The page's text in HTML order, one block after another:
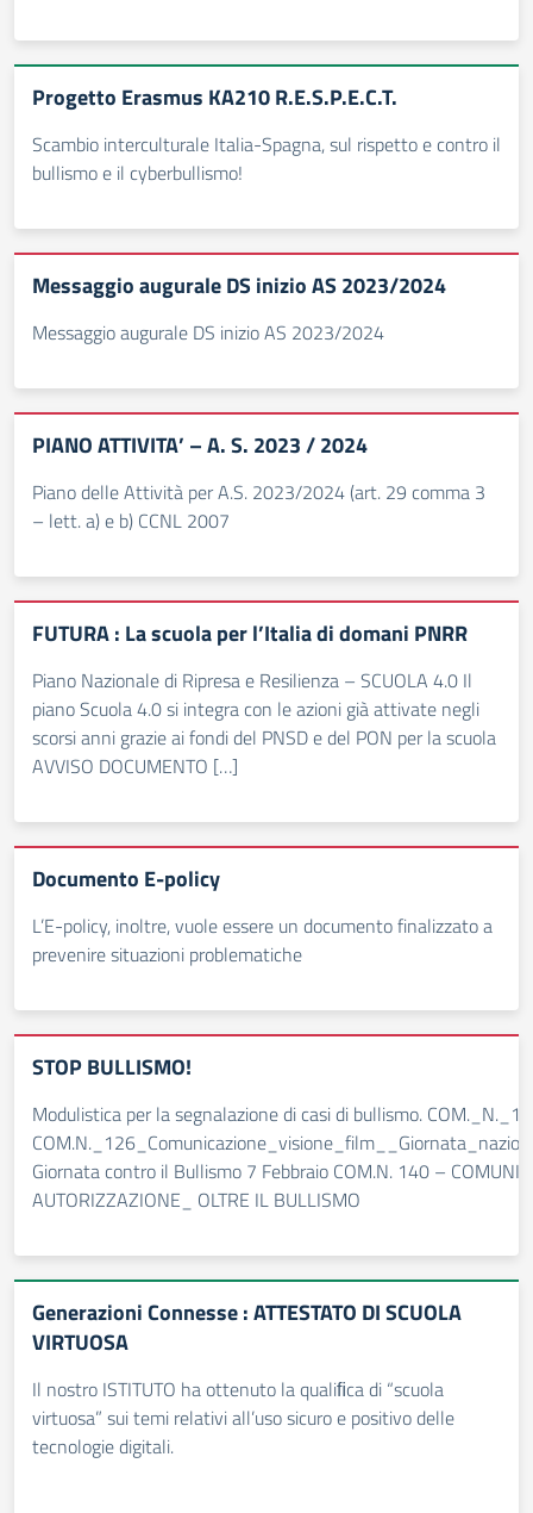
Progetto Erasmus KA210 R.E.S.P.E.C.T.
Scambio interculturale Italia-Spagna, sul rispetto e contro il
bullismo e il cyberbullismo!
Messaggio augurale DS inizio AS 2023/2024
Messaggio augurale DS inizio AS 2023/2024
PIANO ATTIVITA’ – A. S. 2023 / 2024
Piano delle Attività per A.S. 2023/2024 (art. 29 comma 3
– lett. a) e b) CCNL 2007
FUTURA : La scuola per l’Italia di domani PNRR
Piano Nazionale di Ripresa e Resilienza – SCUOLA 4.0 Il
piano Scuola 4.0 si integra con le azioni già attivate negli
scorsi anni grazie ai fondi del PNSD e del PON per la scuola
AVVISO DOCUMENTO […]
Documento E-policy
L’E-policy, inoltre, vuole essere un documento finalizzato a
prevenire situazioni problematiche
STOP BULLISMO!
Modulistica per la segnalazione di casi di bullismo.
Giornata contro il Bullismo 7 Febbraio COM.N. 140 –
AUTORIZZAZIONE_ OLTRE IL BULLISMO
Generazioni Connesse : ATTESTATO DI SCUOLA
VIRTUOSA
Il nostro ISTITUTO ha ottenuto la qualiﬁca di “scuola
virtuosa” sui temi relativi all’uso sicuro e positivo delle
tecnologie digitali.